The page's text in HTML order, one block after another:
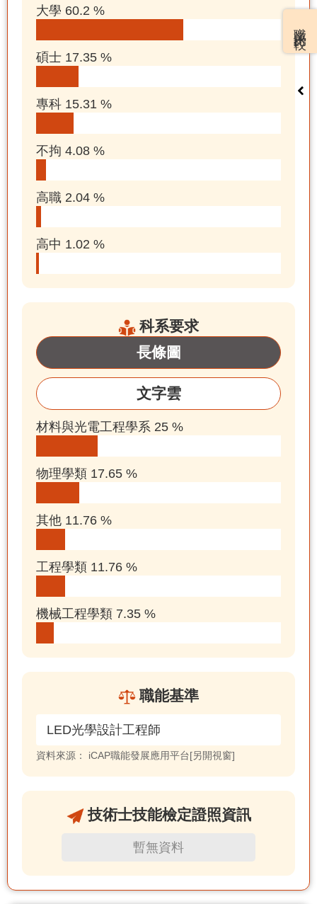
大學 60.2 %
碩士 17.35 %
專科 15.31 %
不拘 4.08 %
高職 2.04 %
高中 1.02 %
科系要求
長條圖
文字雲
材料與光電工程學系 25 %
物理學類 17.65 %
其他 11.76 %
工程學類 11.76 %
機械工程學類 7.35 %
職能基準
LED光學設計工程師
資料來源： iCAP職能發展應用平台[另開視窗]
技術士技能檢定證照資訊
暫無資料